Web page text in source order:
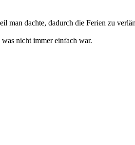
man dachte, dadurch die Ferien zu
nicht immer einfach war.